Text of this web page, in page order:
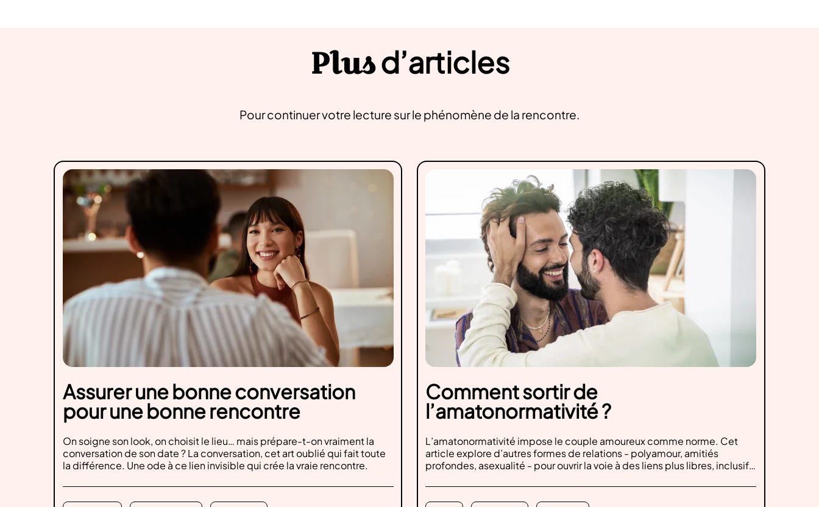
Plusd’articles
Pour continuer votre lecture sur le phénomène de la rencontre.
Assurer une bonne conversation
pour une bonne rencontre
On soigne son look, on choisit le lieu… mais prépare-t-on vraiment la
conversation de son date ? La conversation, cet art oublié qui fait toute
la différence. Une ode à ce lien invisible qui crée la vraie rencontre.
Comment sortir de
l’amatonormativité ?
L’amatonormativité impose le couple amoureux comme norme. Cet
article explore d’autres formes de relations - polyamour, amitiés
profondes, asexualité - pour ouvrir la voie à des liens plus libres, inclusifs